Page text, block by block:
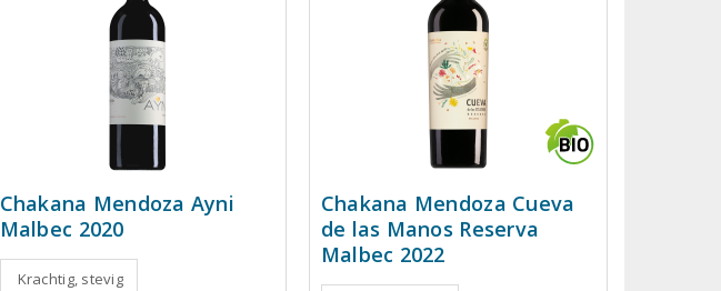
Chakana Mendoza Ayni
Malbec 2020
Krachtig, stevig
Chakana Mendoza Cueva
de las Manos Reserva
Malbec 2022